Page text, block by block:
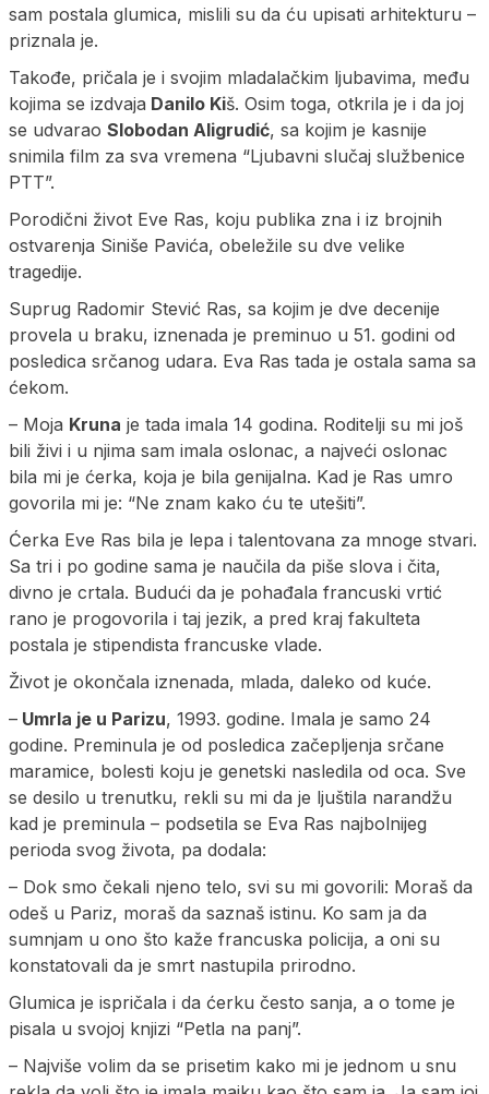
sam postala glumica, mislili su da ću upisati arhitekturu –
priznala je.
Takođe, pričala je i svojim mladalačkim ljubavima, među
kojima se izdvaja Danilo Kiš. Osim toga, otkrila je i da joj
se udvarao Slobodan Aligrudić, sa kojim je kasnije
snimila film za sva vremena “Ljubavni slučaj službenice
PTT”.
Porodični život Eve Ras, koju publika zna i iz brojnih
ostvarenja Siniše Pavića, obeležile su dve velike
tragedije.
Suprug Radomir Stević Ras, sa kojim je dve decenije
provela u braku, iznenada je preminuo u 51. godini od
posledica srčanog udara. Eva Ras tada je ostala sama sa
ćekom.
– Moja Kruna je tada imala 14 godina. Roditelji su mi još
bili živi i u njima sam imala oslonac, a najveći oslonac
bila mi je ćerka, koja je bila genijalna. Kad je Ras umro
govorila mi je: “Ne znam kako ću te utešiti”.
Ćerka Eve Ras bila je lepa i talentovana za mnoge stvari.
Sa tri i po godine sama je naučila da piše slova i čita,
divno je crtala. Budući da je pohađala francuski vrtić
rano je progovorila i taj jezik, a pred kraj fakulteta
postala je stipendista francuske vlade.
Život je okončala iznenada, mlada, daleko od kuće.
– Umrla je u Parizu, 1993. godine. Imala je samo 24
godine. Preminula je od posledica začepljenja srčane
maramice, bolesti koju je genetski nasledila od oca. Sve
se desilo u trenutku, rekli su mi da je ljuštila narandžu
kad je preminula – podsetila se Eva Ras najbolnijeg
perioda svog života, pa dodala:
– Dok smo čekali njeno telo, svi su mi govorili: Moraš da
odeš u Pariz, moraš da saznaš istinu. Ko sam ja da
sumnjam u ono što kaže francuska policija, a oni su
konstatovali da je smrt nastupila prirodno.
Glumica je ispričala i da ćerku često sanja, a o tome je
pisala u svojoj knjizi “Petla na panj”.
– Najviše volim da se prisetim kako mi je jednom u snu